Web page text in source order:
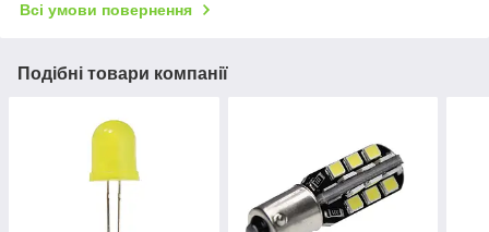
Всі умови повернення
Подібні товари компанії